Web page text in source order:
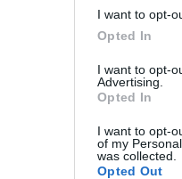
I want to opt-
Opted In
I want to opt-
Advertising.
Opted In
I want to opt-
of my
was collected.
Opted Out